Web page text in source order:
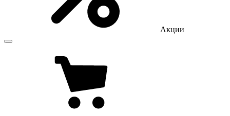
Акции